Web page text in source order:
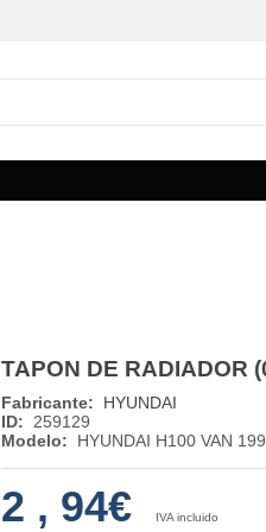
TAPON DE RADIADOR
Fabricante: HYUNDAI
ID:
259129
Modelo:
HYUNDAI H100 VAN
2 , 94€ IVA incluido